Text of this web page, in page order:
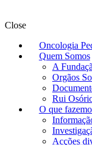
Close
Oncologia
Quem Somos
A
Orgãos
Rui
O que
Acções